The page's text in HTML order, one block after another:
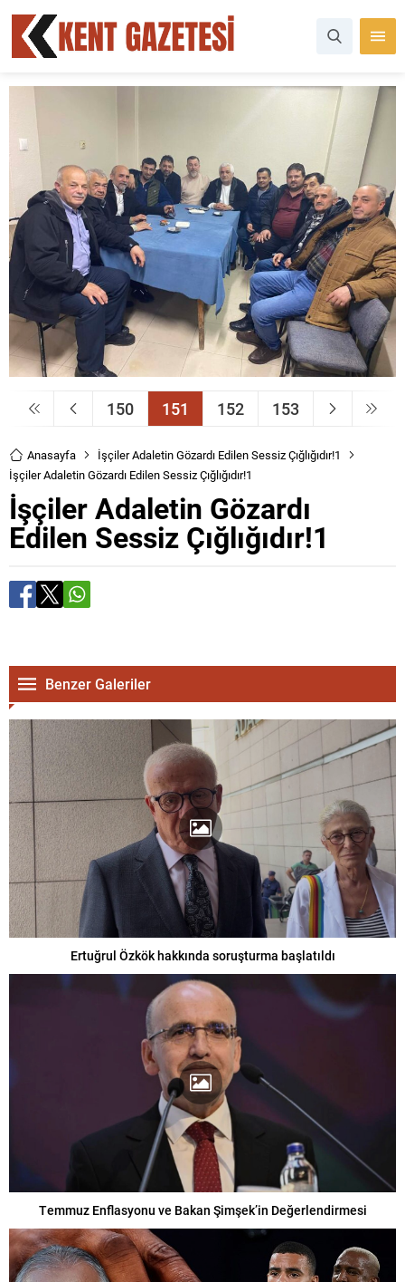
150 151 152 153
Anasayfa
İşçiler Adaletin Gözardı Edilen Sessiz Çığlığıdır!1
İşçiler Adaletin Gözardı Edilen Sessiz Çığlığıdır!1
İşçiler Adaletin Gözardı
Edilen Sessiz Çığlığıdır!1
Benzer Galeriler
Ertuğrul Özkök hakkında soruşturma başlatıldı
Temmuz Enflasyonu ve Bakan Şimşek’in Değerlendirmesi